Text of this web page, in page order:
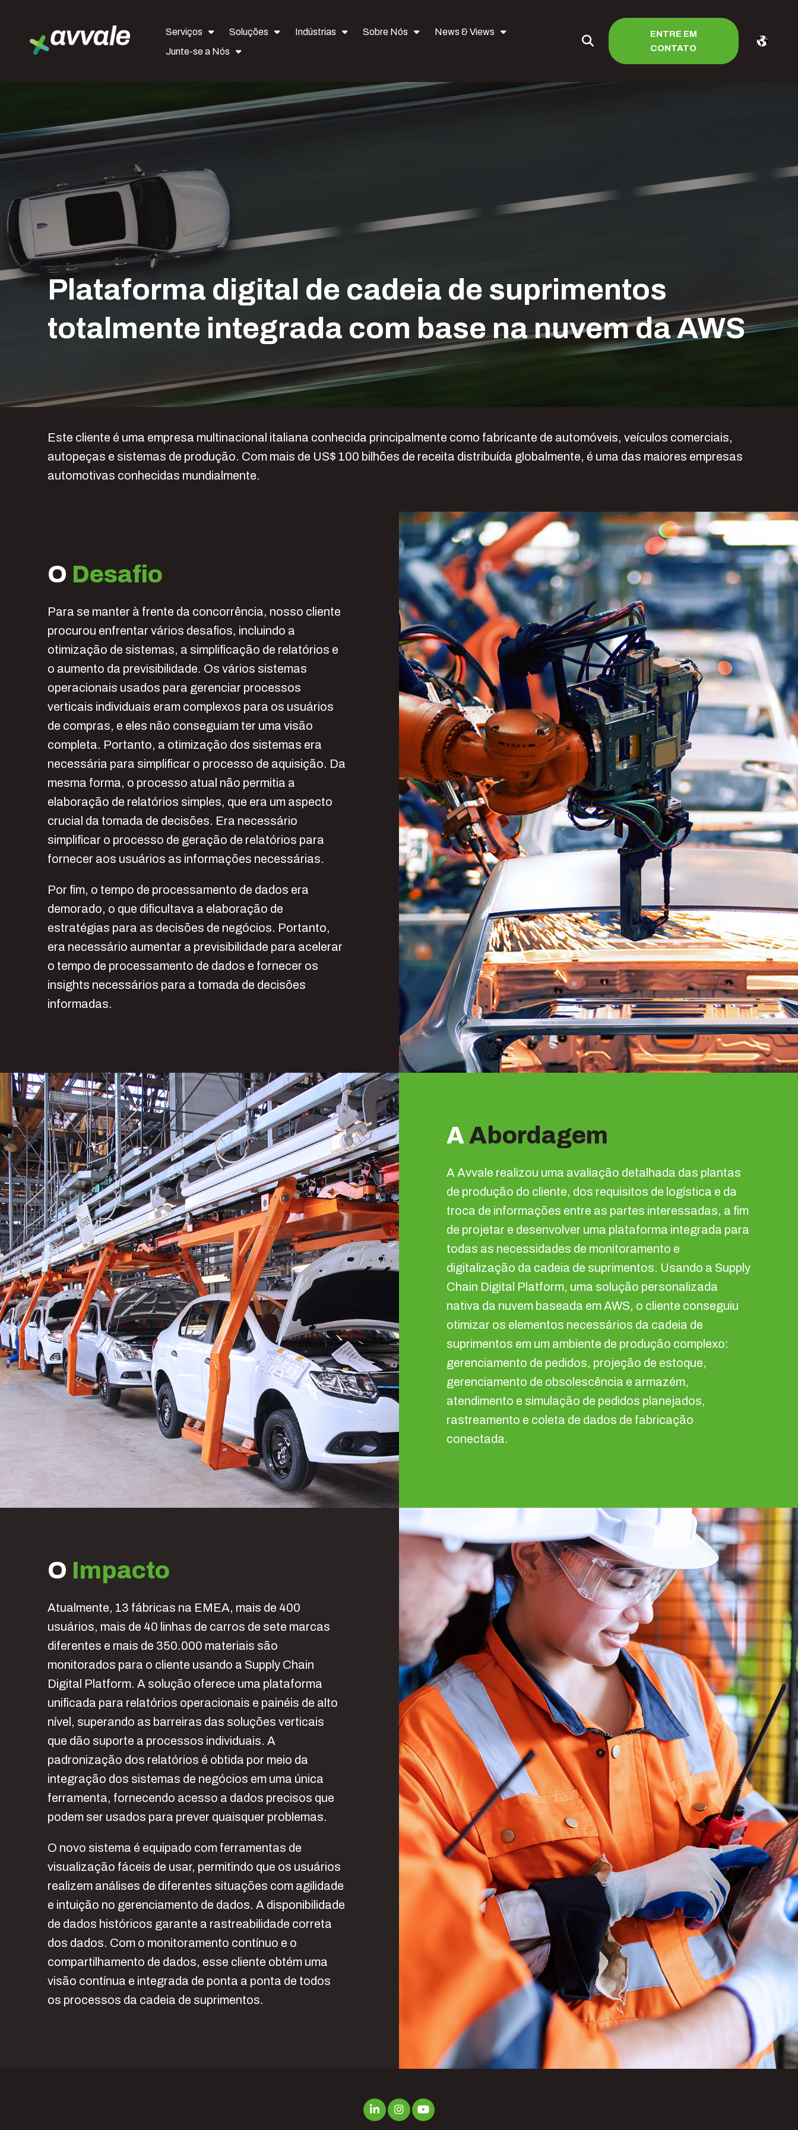
Serviços Soluções Indústrias Sobre Nós
News & Views
Junte-se a Nós
ENTRE EM
CONTATO
Plataforma digital de cadeia de suprimentos
totalmente integrada com base na nuvem da AWS
Este cliente é uma empresa multinacional italiana conhecida principalmente como fabricante de automóveis, veículos comerciais,
autopeças e sistemas de produção. Com mais de US$ 100 bilhões de receita distribuída globalmente, é uma das maiores empresas
automotivas conhecidas mundialmente.
O Desafio
Para se manter à frente da concorrência, nosso cliente
procurou enfrentar vários desafios, incluindo a
otimização de sistemas, a simplificação de relatórios e
o aumento da previsibilidade. Os vários sistemas
operacionais usados para gerenciar processos
verticais individuais eram complexos para os usuários
de compras, e eles não conseguiam ter uma visão
completa. Portanto, a otimização dos sistemas era
necessária para simplificar o processo de aquisição. Da
mesma forma, o processo atual não permitia a
elaboração de relatórios simples, que era um aspecto
crucial da tomada de decisões. Era necessário
simplificar o processo de geração de relatórios para
fornecer aos usuários as informações necessárias.
Por fim, o tempo de processamento de dados era
demorado, o que dificultava a elaboração de
estratégias para as decisões de negócios. Portanto,
era necessário aumentar a previsibilidade para acelerar
o tempo de processamento de dados e fornecer os
insights necessários para a tomada de decisões
informadas.
A Abordagem
A Avvale realizou uma avaliação detalhada das plantas
de produção do cliente, dos requisitos de logística e da
troca de informações entre as partes interessadas, a fim
de projetar e desenvolver uma plataforma integrada para
todas as necessidades de monitoramento e
digitalização da cadeia de suprimentos. Usando a Supply
Chain Digital Platform, uma solução personalizada
nativa da nuvem baseada em AWS, o cliente conseguiu
otimizar os elementos necessários da cadeia de
suprimentos em um ambiente de produção complexo:
gerenciamento de pedidos, projeção de estoque,
gerenciamento de obsolescência e armazém,
atendimento e simulação de pedidos planejados,
rastreamento e coleta de dados de fabricação
conectada.
O Impacto
Atualmente, 13 fábricas na EMEA, mais de 400
usuários, mais de 40 linhas de carros de sete marcas
diferentes e mais de 350.000 materiais são
monitorados para o cliente usando a Supply Chain
Digital Platform. A solução oferece uma plataforma
unificada para relatórios operacionais e painéis de alto
nível, superando as barreiras das soluções verticais
que dão suporte a processos individuais. A
padronização dos relatórios é obtida por meio da
integração dos sistemas de negócios em uma única
ferramenta, fornecendo acesso a dados precisos que
podem ser usados para prever quaisquer problemas.
O novo sistema é equipado com ferramentas de
visualização fáceis de usar, permitindo que os usuários
realizem análises de diferentes situações com agilidade
e intuição no gerenciamento de dados. A disponibilidade
de dados históricos garante a rastreabilidade correta
dos dados. Com o monitoramento contínuo e o
compartilhamento de dados, esse cliente obtém uma
visão contínua e integrada de ponta a ponta de todos
os processos da cadeia de suprimentos.